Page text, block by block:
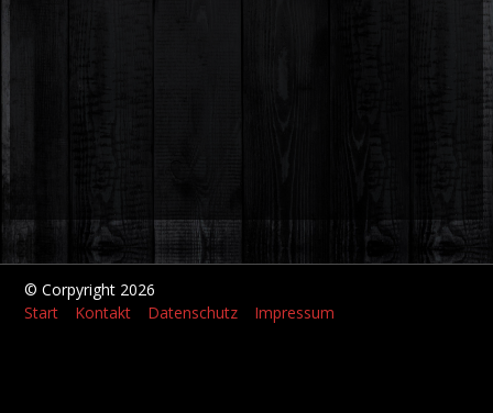
© Corpyright 2026
Start
Kontakt Datenschutz Impressum